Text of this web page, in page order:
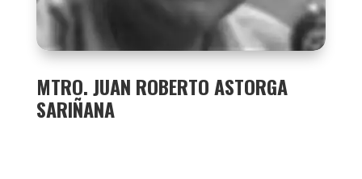
MTRO. JUAN ROBERTO ASTORGA
SARIÑANA